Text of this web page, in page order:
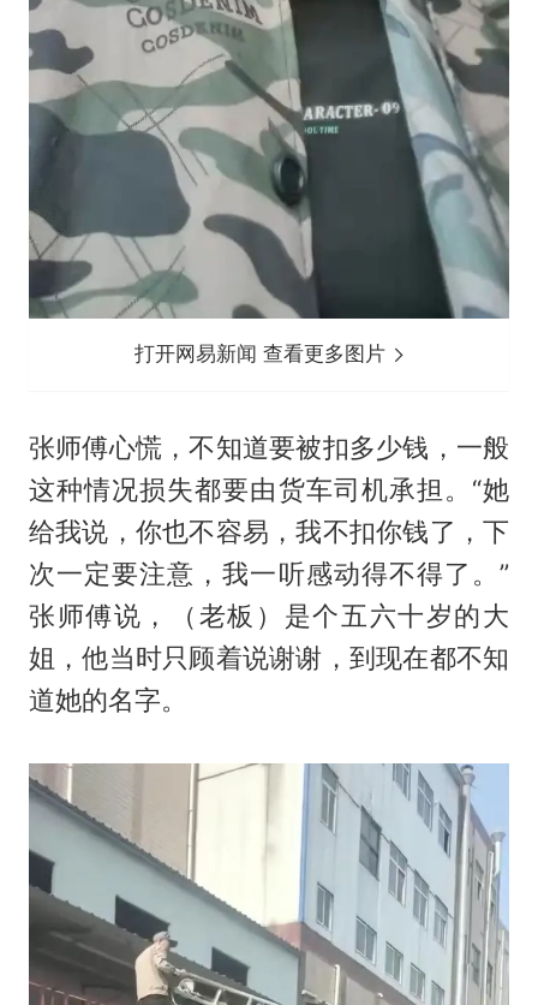
打开网易新闻 查看更多图片
张师傅心慌，不知道要被扣多少钱，一般
这种情况损失都要由货车司机承担。“她
给我说，你也不容易，我不扣你钱了，下
次一定要注意，我一听感动得不得了。”
张师傅说，（老板）是个五六十岁的大
姐，他当时只顾着说谢谢，到现在都不知
道她的名字。